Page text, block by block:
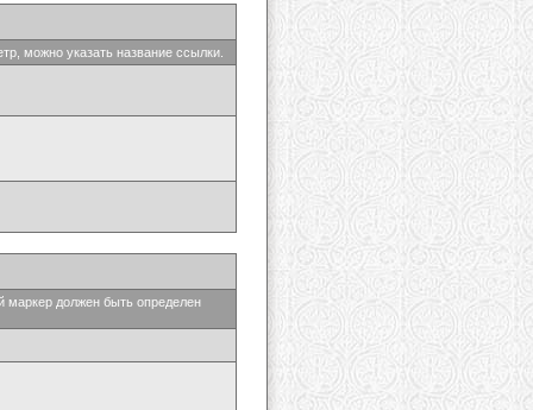
можно указать название ссылки.
маркер должен быть определен